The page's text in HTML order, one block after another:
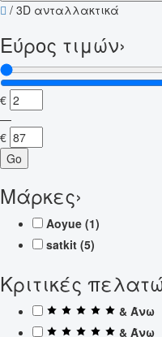
/ 3D ανταλλακτικά
Εύρος τιμών›
€
—
€
Go
Μάρκες›
Aoyue (1)
satkit (5)
Κριτικές
& Άνω
& Άνω